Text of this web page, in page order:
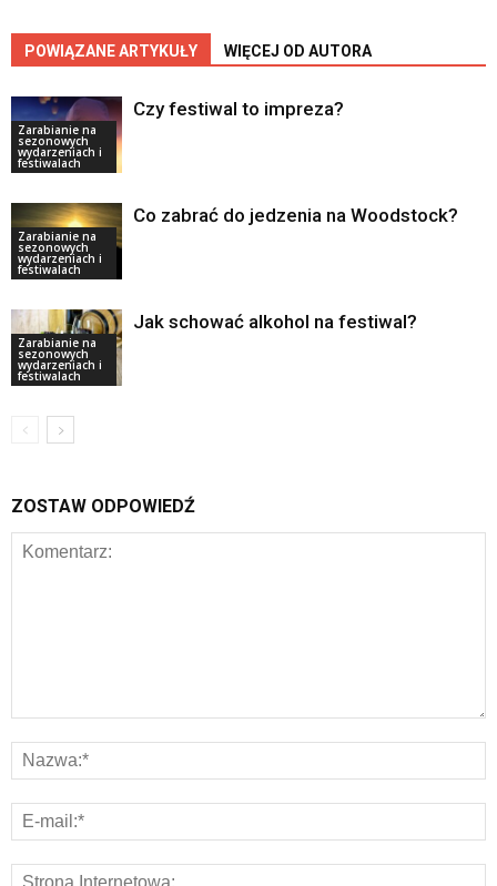
POWIĄZANE ARTYKUŁY WIĘCEJ OD AUTORA
Zarabianie na
sezonowych
wydarzeniach i
festiwalach
Czy festiwal to impreza?
Zarabianie na
sezonowych
wydarzeniach i
festiwalach
Co zabrać do jedzenia na Woodstock?
Zarabianie na
sezonowych
wydarzeniach i
festiwalach
Jak schować alkohol na festiwal?
ZOSTAW ODPOWIEDŹ